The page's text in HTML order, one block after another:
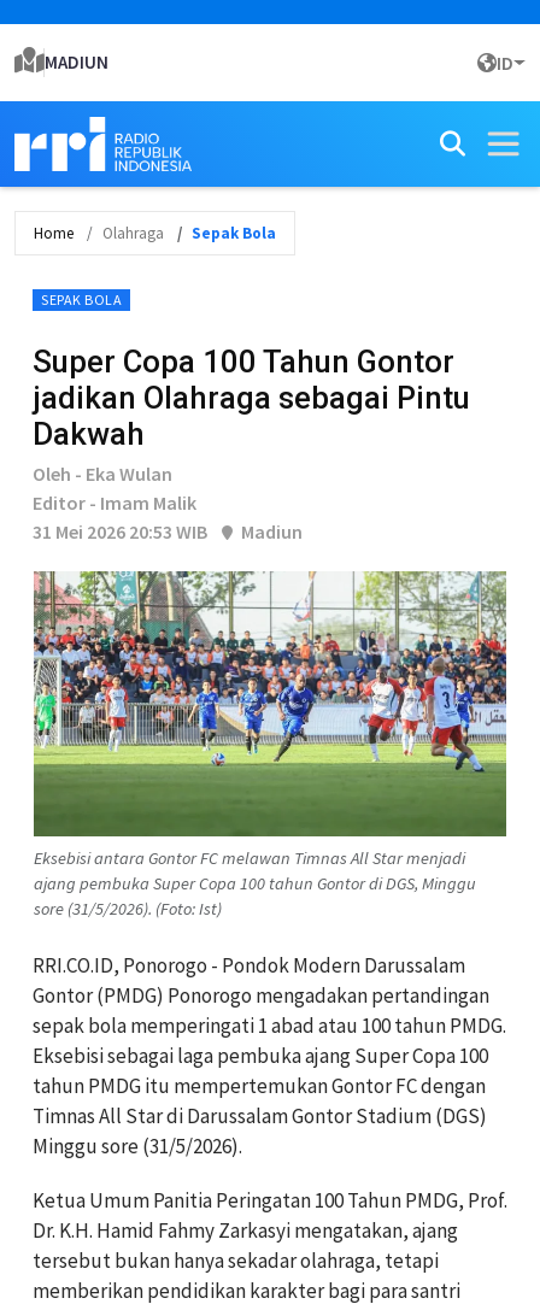
MADIUN ID
Home Olahraga Sepak Bola
SEPAK BOLA
Super Copa 100 Tahun Gontor
jadikan Olahraga sebagai Pintu
Dakwah
Oleh - Eka Wulan
Editor - Imam Malik
31 Mei 2026 20:53 WIB
Madiun
Eksebisi antara Gontor FC melawan Timnas All Star menjadi
ajang pembuka Super Copa 100 tahun Gontor di DGS, Minggu
sore (31/5/2026). (Foto: Ist)
RRI.CO.ID, Ponorogo - Pondok Modern Darussalam
Gontor (PMDG) Ponorogo mengadakan pertandingan
sepak bola memperingati 1 abad atau 100 tahun PMDG.
Eksebisi sebagai laga pembuka ajang Super Copa 100
tahun PMDG itu mempertemukan Gontor FC dengan
Timnas All Star di Darussalam Gontor Stadium (DGS)
Minggu sore (31/5/2026).
Ketua Umum Panitia Peringatan 100 Tahun PMDG, Prof.
Dr. K.H. Hamid Fahmy Zarkasyi mengatakan, ajang
tersebut bukan hanya sekadar olahraga, tetapi
memberikan pendidikan karakter bagi para santri